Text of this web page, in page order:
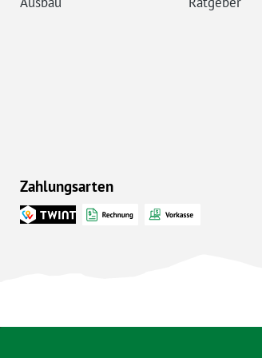
Zahlungsarten